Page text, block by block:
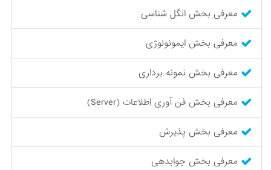
معرفی بخش انگل شناسی
معرفی بخش ایمونولوژی
معرفی بخش نمونه برداری
معرفی بخش فن آوری اطلاعات (Server)
معرفی بخش پذیرش
معرفی بخش جوابدهی